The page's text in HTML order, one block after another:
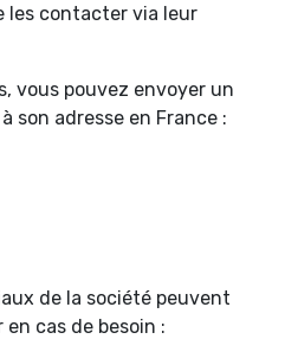
les contacter via leur
vous pouvez envoyer un
son adresse en France :
de la société peuvent
cas de besoin :